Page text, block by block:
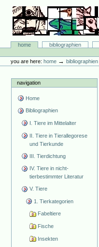
content.
navigation
Bibliographie-Portal
Sectionshome bibliographien
tools
you are here: home →bibliographien
navigation
Home
Bibliographien
I. Tiere im Mittelalter
II. Tiere in Tierallegorese
und Tierkunde
III. Tierdichtung
IV. Tiere in nicht-
tierbestimmter Literatur
V. Tiere
1. Tierkategorien
Fabeltiere
Fische
Insekten